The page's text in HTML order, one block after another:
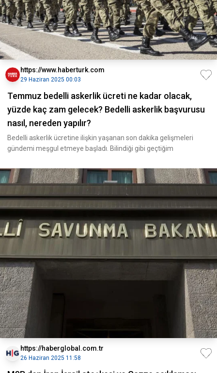
https://www.haberturk.com
29 Haziran 2025 00:03
Temmuz bedelli askerlik ücreti ne kadar olacak,
yüzde kaç zam gelecek? Bedelli askerlik başvurusu
nasıl, nereden yapılır?
Bedelli askerlik ücretine ilişkin yaşanan son dakika gelişmeleri
gündemi meşgul etmeye başladı. Bilindiği gibi geçtiğim
https://haberglobal.com.tr
26 Haziran 2025 11:58